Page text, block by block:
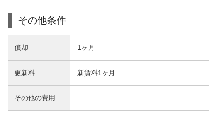
その他条件
償却 1ヶ月
更新料 新賃料1ヶ月
その他の費用